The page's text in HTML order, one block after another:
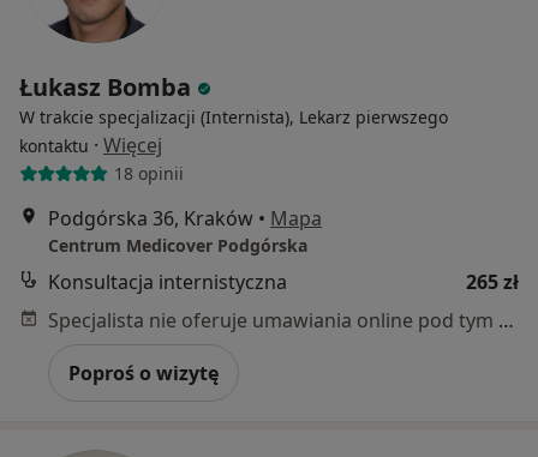
Łukasz Bomba
W trakcie specjalizacji (Internista), Lekarz pierwszego
kontaktu · Więcej
18 opinii
Podgórska 36, Kraków • Mapa
Centrum Medicover Podgórska
Konsultacja internistyczna
265 zł
Specjalista nie oferuje umawiania online pod tym adresem.
Poproś o wizytę